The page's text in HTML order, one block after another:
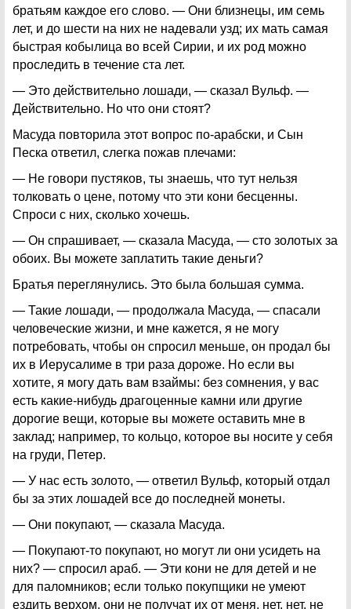
братьям каждое его слово. — Они близнецы, им семь
лет, и до шести на них не надевали узд; их мать самая
быстрая кобылица во всей Сирии, и их род можно
проследить в течение ста лет.
— Это действительно лошади, — сказал Вульф. —
Действительно. Но что они стоят?
Масуда повторила этот вопрос по-арабски, и Сын
Песка ответил, слегка пожав плечами:
— Не говори пустяков, ты знаешь, что тут нельзя
толковать о цене, потому что эти кони бесценны.
Спроси с них, сколько хочешь.
— Он спрашивает, — сказала Масуда, — сто золотых за
обоих. Вы можете заплатить такие деньги?
Братья переглянулись. Это была большая сумма.
— Такие лошади, — продолжала Масуда, — спасали
человеческие жизни, и мне кажется, я не могу
потребовать, чтобы он спросил меньше, он продал бы
их в Иерусалиме в три раза дороже. Но если вы
хотите, я могу дать вам взаймы: без сомнения, у вас
есть какие-нибудь драгоценные камни или другие
дорогие вещи, которые вы можете оставить мне в
заклад; например, то кольцо, которое вы носите у себя
на груди, Петер.
— У нас есть золото, — ответил Вульф, который отдал
бы за этих лошадей все до последней монеты.
— Они покупают, — сказала Масуда.
— Покупают-то покупают, но могут ли они усидеть на
них? — спросил араб. — Эти кони не для детей и не
для паломников; если только покупщики не умеют
ездить верхом, они не получат их от меня, нет, нет, не